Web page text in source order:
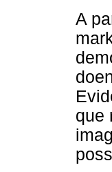
A
que